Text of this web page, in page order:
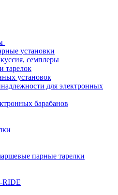
установки
семплеры
тарелок
установок
для электронных
барабанов
парные тарелки
RIDE